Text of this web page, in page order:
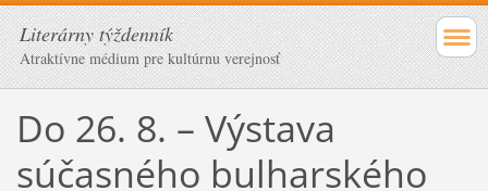
Literárny týždenník
Atraktívne médium pre kultúrnu verejnosť
Do 26. 8. – Výstava
súčasného bulharského